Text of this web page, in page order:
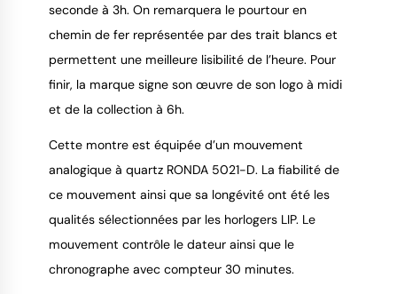
seconde à 3h. On remarquera le pourtour en
chemin de fer représentée par des trait blancs et
permettent une meilleure lisibilité de l’heure. Pour
finir, la marque signe son œuvre de son logo à midi
et de la collection à 6h.
Cette montre est équipée d’un mouvement
analogique à quartz RONDA 5021-D. La fiabilité de
ce mouvement ainsi que sa longévité ont été les
qualités sélectionnées par les horlogers LIP. Le
mouvement contrôle le dateur ainsi que le
chronographe avec compteur 30 minutes.